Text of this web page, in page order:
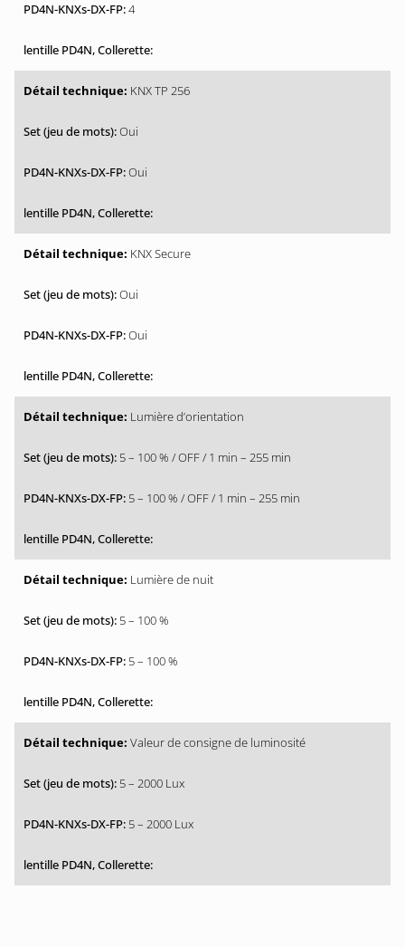
4
KNX TP 256
Oui
Oui
KNX Secure
Oui
Oui
Lumière d’orientation
5 – 100 % / OFF / 1 min – 255 min
5 – 100 % / OFF / 1 min – 255 min
Lumière de nuit
5 – 100 %
5 – 100 %
Valeur de consigne de luminosité
5 – 2000 Lux
5 – 2000 Lux